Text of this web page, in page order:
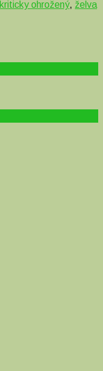
kriticky ohrožený, želva